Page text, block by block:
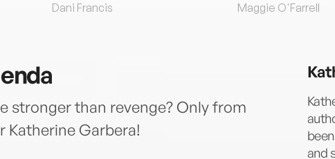
Dani Francis Maggie O'Farrell
stronger than revenge? Only from
Katherine Garbera!
and